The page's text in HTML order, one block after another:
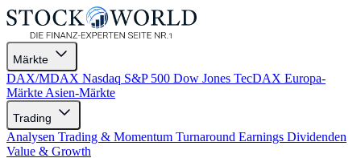
Märkte
DAX/MDAX Nasdaq S&P 500 Dow Jones TecDAX Europa-
Märkte Asien-Märkte
Trading
Analysen Trading & Momentum Turnaround Earnings Dividenden
Value & Growth